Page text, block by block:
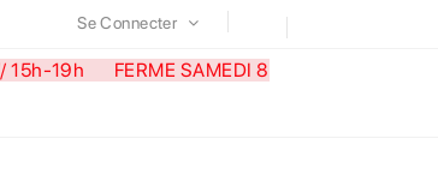
Se Connecter
15h-19h FERME SAMEDI 8